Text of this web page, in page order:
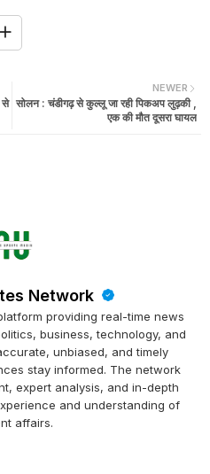
NEWER
सोलन : चंडीगढ़ से कुल्लू जा रही पिकअप लुढ़की ,
एक की मौत दूसरा घायल
से
Network
providing real-time news
business, technology, and
unbiased, and timely
stay informed. The network
expert analysis, and in-depth
and understanding of
affairs.